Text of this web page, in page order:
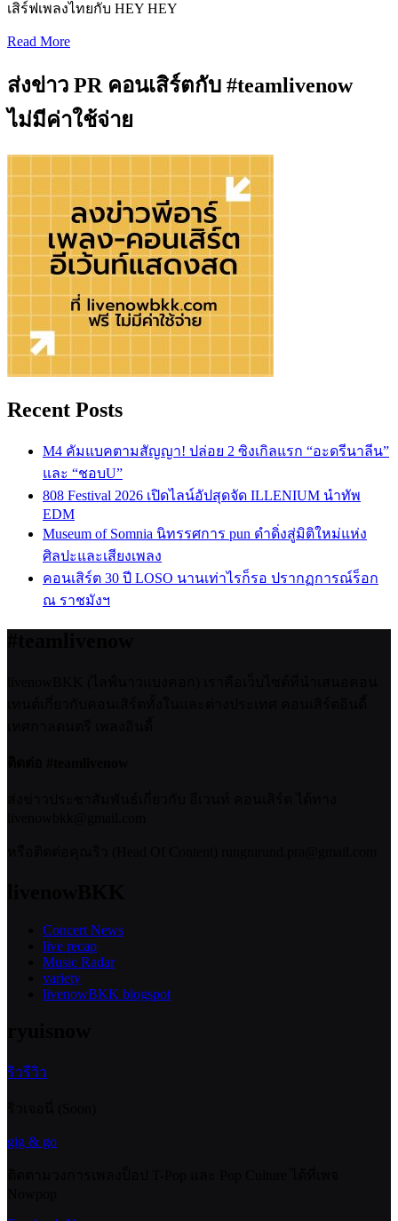
เสิร์ฟเพลงไทยกับ HEY HEY
Read More
ส่งข่าว PR คอนเสิร์ตกับ #teamlivenow
ไม่มีค่าใช้จ่าย
Recent Posts
M4 คัมแบคตามสัญญา! ปล่อย 2 ซิงเกิลแรก “อะดรีนาลีน”
และ “ชอบU”
808 Festival 2026 เปิดไลน์อัปสุดจัด ILLENIUM นำทัพ
EDM
Museum of Somnia นิทรรศการ pun ดำดิ่งสู่มิติใหม่แห่ง
ศิลปะและเสียงเพลง
คอนเสิร์ต 30 ปี LOSO นานเท่าไรก็รอ ปรากฏการณ์ร็อก
ณ ราชมังฯ
Concert News
live recap
Music Radar
variety
livenowBKK blogspot
ริวรีวิว
gig & go